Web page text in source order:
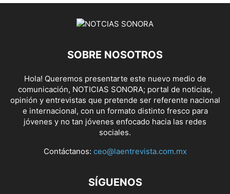
SOBRE NOSOTROS
Hola! Queremos presentarte este nuevo medio de
comunicación, NOTICIAS SONORA; portal de noticias,
opinión y entrevistas que pretende ser referente nacional
e internacional, con un formato distinto fresco para
jóvenes y no tan jóvenes enfocado hacia las redes
sociales.
Contáctanos: ceo@laentrevista.com.mx
SÍGUENOS